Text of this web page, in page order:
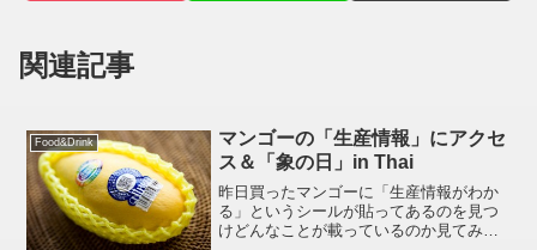
関連記事
Food&Drink
マンゴーの「生産情報」にアクセ
ス＆「象の日」in Thai
昨日買ったマンゴーに「生産情報がわか
る」というシールが貼ってあるのを見つ
けどんなことが載っているのか見てみた